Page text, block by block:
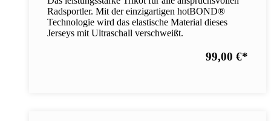
Radsportler. Mit der einzigartigen hotBOND®
Technologie wird das elastische Material dieses
Jerseys mit Ultraschall verschweißt.
99,00 €*